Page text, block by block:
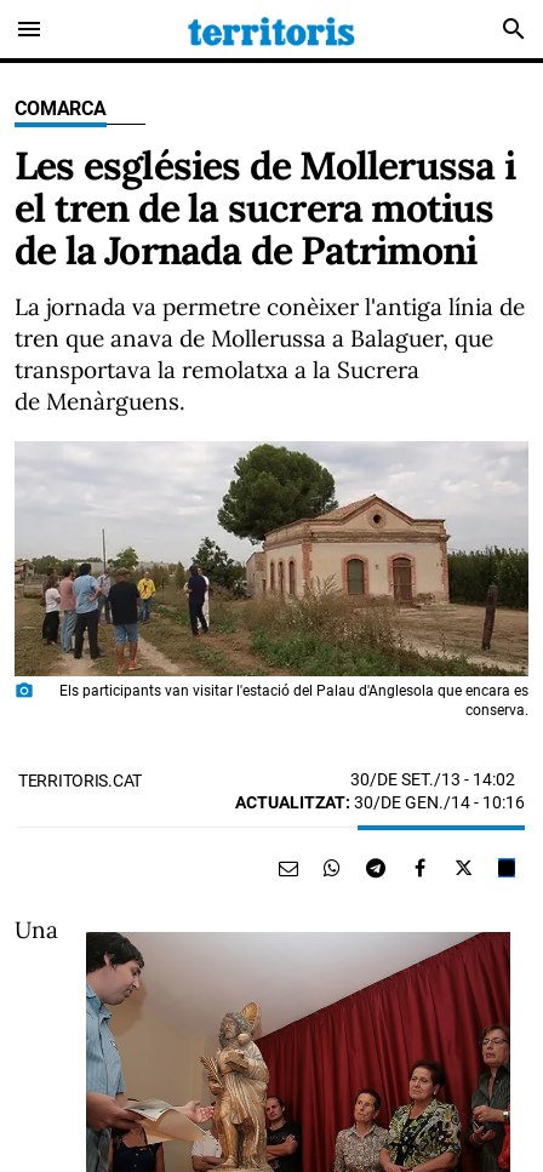
menu search
COMARCA
Les esglésies de Mollerussa i
el tren de la sucrera motius
de la Jornada de Patrimoni
La jornada va permetre conèixer l'antiga línia de
tren que anava de Mollerussa a Balaguer, que
transportava la remolatxa a la Sucrera
de Menàrguens.
photo_camera
Els participants van visitar l'estació del Palau d'Anglesola que encara es
conserva.
TERRITORIS.CAT 30/DE SET./13 - 14:02
ACTUALITZAT: 30/DE GEN./14 - 10:16
Una